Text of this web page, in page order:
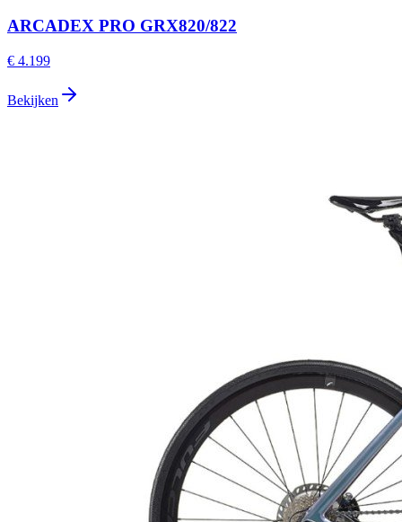
ARCADEX PRO GRX820/822
€ 4.199
Bekijken